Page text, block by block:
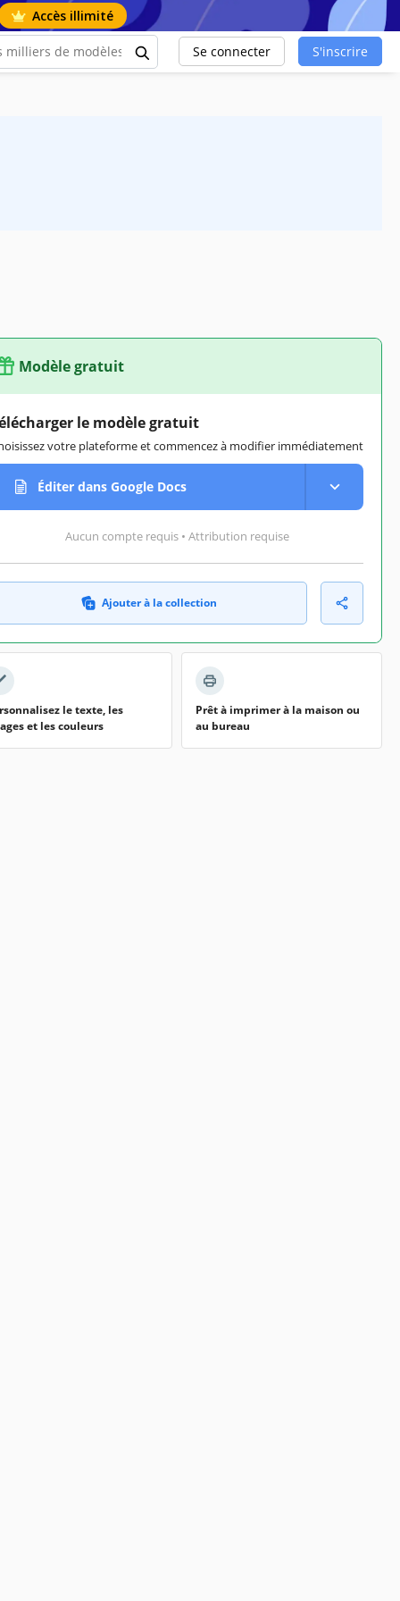
Accès illimité
Se connecter S'inscrire
Modèle gratuit
le modèle gratuit
votre plateforme et commencez à modifier immédiatement
Éditer dans Google Docs
Aucun compte requis • Attribution requise
Ajouter à la collection
le texte, les
et les couleurs
Prêt à imprimer à la maison ou
au bureau